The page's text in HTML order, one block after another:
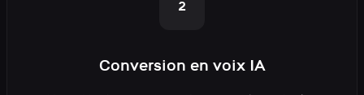
2
Conversion en voix IA